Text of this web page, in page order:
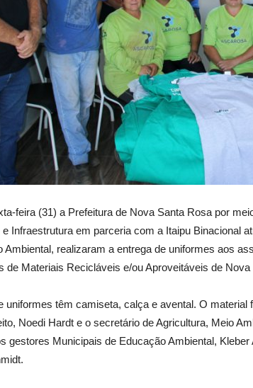
feira (31) a Prefeitura de Nova Santa Rosa por
e Infraestrutura em parceria com a Itaipu Binacional
Ambiental, realizaram a entrega de uniformes aos
de Materiais Recicláveis e/ou Aproveitáveis de Nova
uniformes têm camiseta, calça e avental. O material
Noedi Hardt e o secretário de Agricultura, Meio
gestores Municipais de Educação Ambiental,